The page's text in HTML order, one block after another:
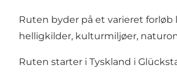
Ruten byder på et varieret forløb
helligkilder, kulturmiljøer,
Ruten starter i Tyskland i